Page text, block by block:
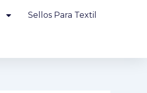
Sellos Para Textil